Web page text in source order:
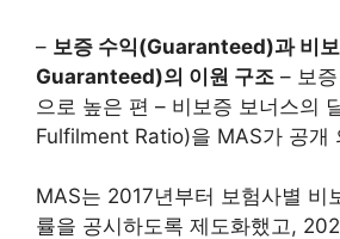
– 보증 수익(Guaranteed)과 비
Guaranteed)의 이원 구조 – 보
으로 높은 편 – 비보증 보너스의
Fulfilment Ratio)을 MAS가 공개
MAS는 2017년부터 보험사별 비
률을 공시하도록 제도화했고,